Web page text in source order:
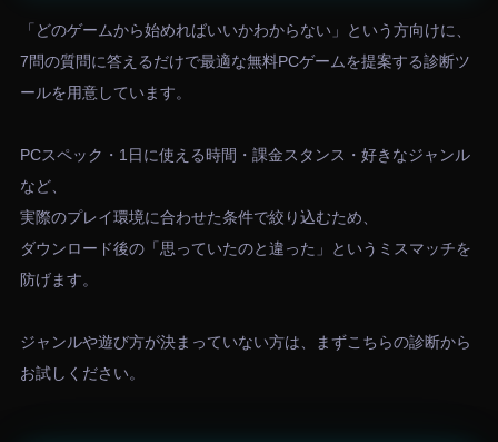
「どのゲームから始めればいいかわからない」という方向けに、
7問の質問に答えるだけで最適な無料PCゲームを提案する診断ツ
ールを用意しています。
PCスペック・1日に使える時間・課金スタンス・好きなジャンル
など、
実際のプレイ環境に合わせた条件で絞り込むため、
ダウンロード後の「思っていたのと違った」というミスマッチを
防げます。
ジャンルや遊び方が決まっていない方は、まずこちらの診断から
お試しください。